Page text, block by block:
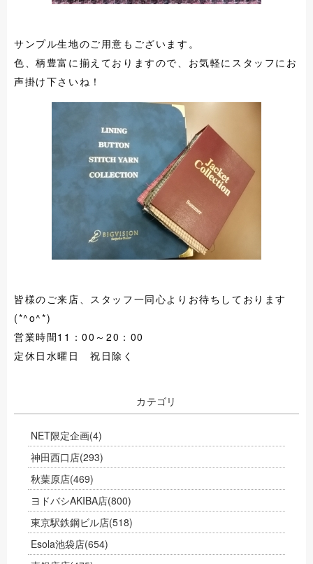
サンプル生地のご用意もございます。
色、柄豊富に揃えておりますので、お気軽にスタッフにお
声掛け下さいね！
皆様のご来店、スタッフ一同心よりお待ちしております
(*^o^*)
営業時間11：00～20：00
定休日水曜日 祝日除く
カテゴリ
NET限定企画(4)
神田西口店(293)
秋葉原店(469)
ヨドバシAKIBA店(800)
東京駅鉄鋼ビル店(518)
Esola池袋店(654)